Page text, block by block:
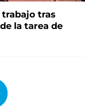
trabajo tras
la tarea de